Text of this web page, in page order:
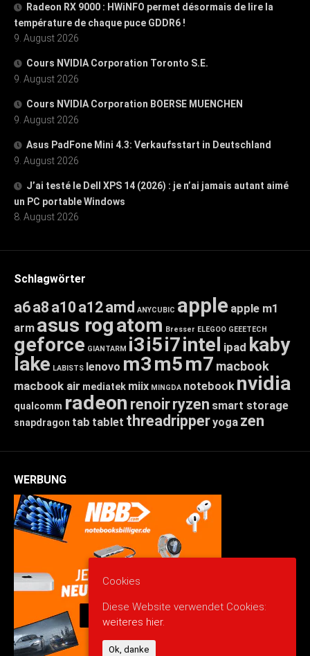
Radeon RX 9000 : HWiNFO permet désormais de lire la
température de chaque puce GDDR6 !
9. August 2026
Cours NVIDIA Corporation Toronto S.E.
9. August 2026
Cours NVIDIA Corporation BOERSE MUENCHEN
9. August 2026
Asus PadFone Mini 4.3: Verkaufsstart in Deutschland
9. August 2026
J’ai testé le Dell XPS 14 (2026) : je n’ai jamais autant aimé
un PC portable Windows
8. August 2026
Schlagwörter
a6a8 a10 a12amd ANYCUBIC apple apple m1
arm asus rogatom Bresser ELEGOO GEEETECH
geforce GIANTARM i3i5i7intel ipad kaby
lake LABISTS lenovo m3m5m7 macbook
macbook air mediatek miix MINGDA notebook nvidia
qualcomm radeon renoirryzen smart storage
snapdragon tab tablet threadripperyoga zen
WERBUNG
Cookies
Diese Website verwendet Cookies:
weiteres hier.
Ok, danke